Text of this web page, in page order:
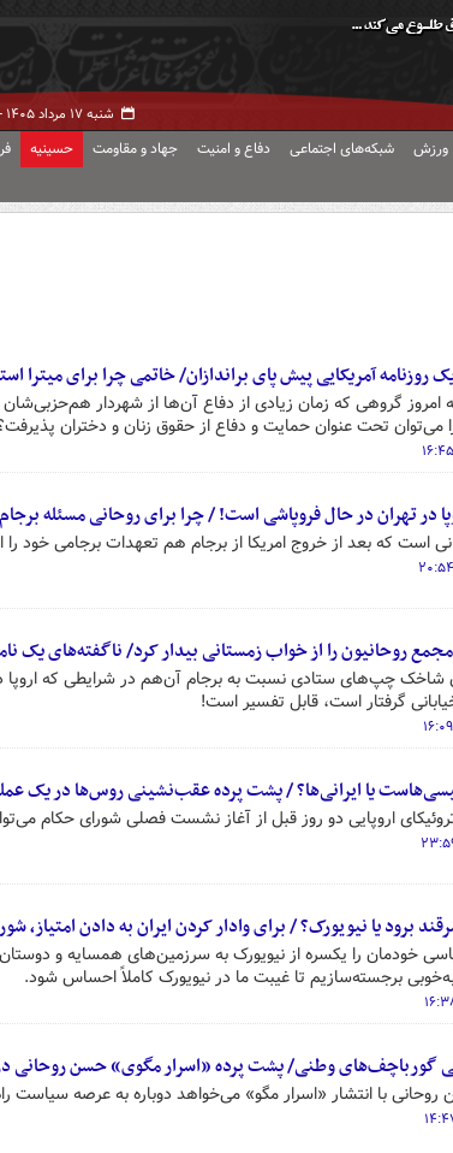
شنبه ۱۷ مرداد ۱۴۰۵ -
ورزش شبکه‌های اجتماعی دفاع و امنیت جهاد و مقاومت حسینیه
روزنامه آمریکایی پیش پای براندازان/ خاتمی چرا برای میترا
امروز گروهی که زمان زیادی از دفاع آن‌ها از شهردار هم‌حزبی‌شان
می‌توان تحت عنوان حمایت و دفاع از حقوق زنان و دختران
در تهران در حال فروپاشی است! / چرا برای روحانی مسئله
است که بعد از خروج امریکا از برجام هم تعهدات برجامی خود را
روحانیون را از خواب زمستانی بیدار کرد/ ناگفته‌های یک
چپ‌های ستادی نسبت به برجام آن‌هم در شرایطی که اروپا
گرفتار است، قابل تفسیر است!
یا ایرانی‌ها؟ / پشت پرده عقب‌نشینی روس‌ها در یک
اروپایی دو روز قبل از آغاز نشست فصلی شورای حکام
برود یا نیویورک؟ / برای وادار کردن ایران به دادن امتیاز،
خودمان را یکسره از نیویورک به سرزمین‌های همسایه و
به‌خوبی برجسته‌سازیم تا غیبت ما در نیویورک کاملاً احساس شود.
گورباچف‌های وطنی/ پشت پرده «اسرار مگوی» حسن روحانی
با انتشار «اسرار مگو» می‌خواهد دوباره به عرصه سیاست